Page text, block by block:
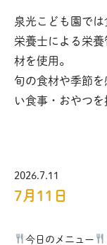
泉光こども園では
栄養士による栄
材を使用。
旬の食材や季節
い食事・おやつを
2026.7.11
7月11日
今日のメニュー